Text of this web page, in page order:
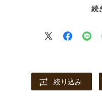
くれると助かると思います
続
絞り込み